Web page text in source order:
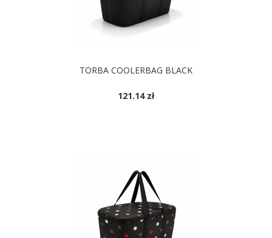
TORBA COOLERBAG BLACK
121.14 zł